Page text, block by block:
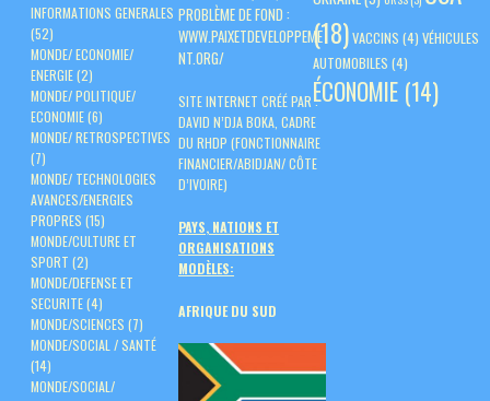
INFORMATIONS GENERALES
(52)
MONDE/ ECONOMIE/
ENERGIE(2)
MONDE/ POLITIQUE/
ECONOMIE(6)
MONDE/ RETROSPECTIVES
(7)
MONDE/ TECHNOLOGIES
AVANCES/ENERGIES
PROPRES (15)
MONDE/CULTURE ET
SPORT (2)
MONDE/DEFENSE ET
SECURITE(4)
MONDE/SCIENCES (7)
MONDE/SOCIAL / SANTÉ
(14)
MONDE/SOCIAL/
(18)VACCINS (4) VÉHICULES
AUTOMOBILES (4)
ÉCONOMIE (14)
PROBLÈME DE FOND :
WWW.PAIXETDEVELOPPEME
NT.ORG/
SITE INTERNET CRÉÉ PAR :
DAVID N’DJA BOKA, CADRE
DU RHDP (FONCTIONNAIRE
FINANCIER/ABIDJAN/ CÔTE
D’IVOIRE)
PAYS, NATIONS ET
ORGANISATIONS
MODÈLES:
AFRIQUE DU SUD